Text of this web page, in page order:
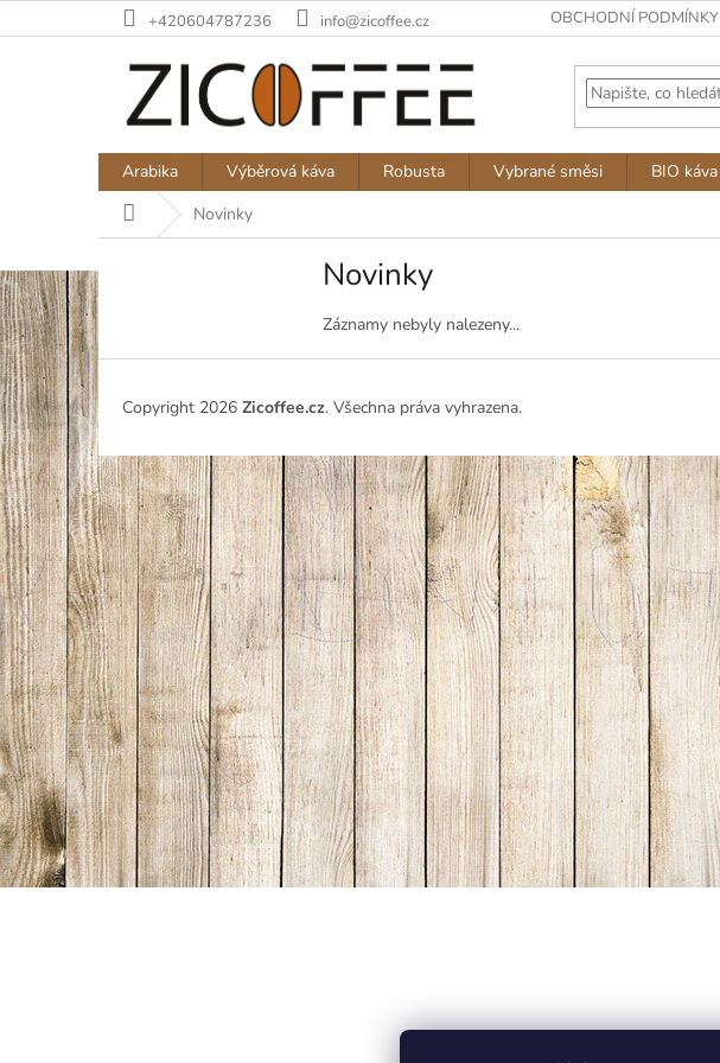
na
+420604787236 info@zicoffee.cz OBCHODNÍ PODMÍNKY
Arabika Výběrová káva Robusta Vybrané směsi BIO káva
Domů Novinky
Novinky
Záznamy nebyly nalezeny...
Z
á
p
a
t
í
Copyright 2026 Zicoffee.cz. Všechna práva vyhrazena.